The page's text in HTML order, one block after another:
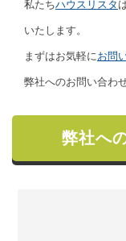
私たちハウスリスタ
いたします。
まずはお気軽に お問
弊社へのお問い合わ
弊社へ